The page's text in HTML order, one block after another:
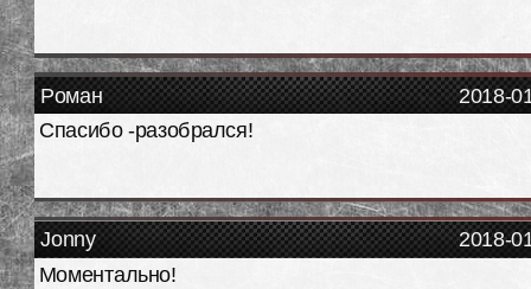
2018-
Роман
Спасибо -разобрался!
2018-
Jonny
Моментально!